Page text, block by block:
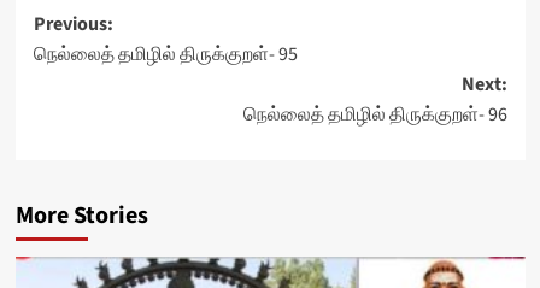
Post
navigation
Previous:
நெல்லைத் தமிழில் திருக்குறள்- 95
Next:
நெல்லைத் தமிழில் திருக்குறள்- 96
More Stories